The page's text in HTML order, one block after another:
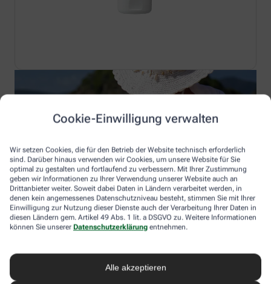
Cookie-Einwilligung verwalten
Wir setzen Cookies, die für den Betrieb der Website technisch erforderlich
sind. Darüber hinaus verwenden wir Cookies, um unsere Website für Sie
optimal zu gestalten und fortlaufend zu verbessern. Mit Ihrer Zustimmung
geben wir Informationen zu Ihrer Verwendung unserer Website auch an
Drittanbieter weiter. Soweit dabei Daten in Ländern verarbeitet werden, in
denen kein angemessenes Datenschutzniveau besteht, stimmen Sie mit Ihrer
Einwilligung zur Nutzung dieser Dienste auch der Verarbeitung Ihrer Daten in
diesen Ländern gem. Artikel 49 Abs. 1 lit. a DSGVO zu. Weitere Informationen
können Sie unserer Datenschutzerklärung entnehmen.
Alle akzeptieren